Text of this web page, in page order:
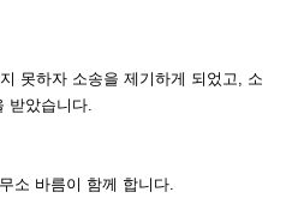
못하자 소송을 제기하게 되었고, 소
받았습니다.
소 바름이 함께 합니다.